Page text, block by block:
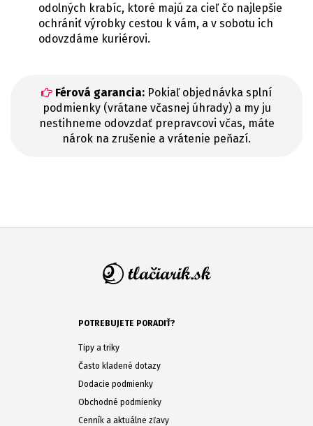
odolných krabíc, ktoré majú za cieľ čo najlepšie
ochrániť výrobky cestou k vám, a v sobotu ich
odovzdáme kuriérovi.
Férová garancia: Pokiaľ objednávka splní
podmienky (vrátane včasnej úhrady) a my ju
nestihneme odovzdať prepravcovi včas, máte
nárok na zrušenie a vrátenie peňazí.
POTREBUJETE PORADIŤ?
Tipy a triky
Často kladené dotazy
Dodacie podmienky
Obchodné podmienky
Cenník a aktuálne zľavy